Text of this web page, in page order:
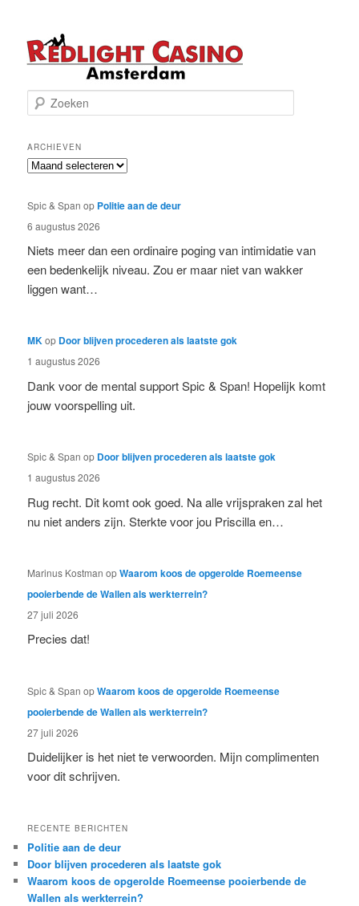
o
k
e
n
ARCHIEVEN
Archieven
Spic & Span op Politie aan de deur
6 augustus 2026
Niets meer dan een ordinaire poging van intimidatie van
een bedenkelijk niveau. Zou er maar niet van wakker
liggen want…
MKop Door blijven procederen als laatste gok
1 augustus 2026
Dank voor de mental support Spic & Span! Hopelijk komt
jouw voorspelling uit.
Spic & Span op Door blijven procederen als laatste gok
1 augustus 2026
Rug recht. Dit komt ook goed. Na alle vrijspraken zal het
nu niet anders zijn. Sterkte voor jou Priscilla en…
Marinus Kostman opWaarom koos de opgerolde Roemeense
pooierbende de Wallen als werkterrein?
27 juli 2026
Precies dat!
Spic & Span opWaarom koos de opgerolde Roemeense
pooierbende de Wallen als werkterrein?
27 juli 2026
Duidelijker is het niet te verwoorden. Mijn complimenten
voor dit schrijven.
RECENTE BERICHTEN
Politie aan de deur
Door blijven procederen als laatste gok
Waarom koos de opgerolde Roemeense pooierbende de
Wallen als werkterrein?